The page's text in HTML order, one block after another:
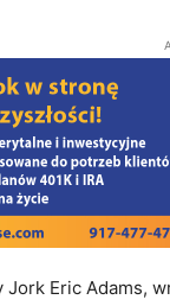
Eric Adams,